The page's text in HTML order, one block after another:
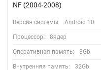
NF (2004-2008)
Версия системы: Android 10
Процессор: 8ядер
Оперативная память: 3Gb
Внутренняя память: 32Gb